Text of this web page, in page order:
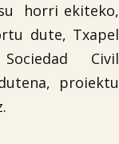
horri ekiteko,
dute, Txapel
Civil
proiektu